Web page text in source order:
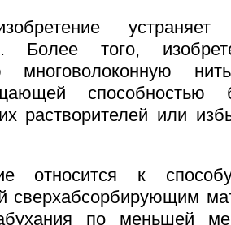
Более того,
многоволоконную
способностью
растворителей или
относится к
сверхабсорбирующим
по меньшей